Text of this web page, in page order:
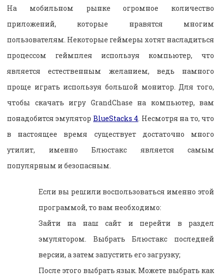
На мобильном рынке огромное количество
приложений, которые нравятся многим
пользователям. Некоторые геймеры хотят насладиться
процессом геймплея используя компьютер, что
является естественным желанием, ведь намного
проще играть используя большой монитор. Для того,
чтобы скачать игру GrandChase на компьютер, вам
понадобится эмулятор BlueStacks 4. Несмотря на то, что
в настоящее время существует достаточно много
утилит, именно Блюстакс является самым
популярным и безопасным.
Если вы решили воспользоваться именно этой
программой, то вам необходимо:
Зайти на наш сайт и перейти в раздел
эмулятором. Выбрать Блюстакс последней
версии, а затем запустить его загрузку;
После этого выбрать язык. Можете выбрать как